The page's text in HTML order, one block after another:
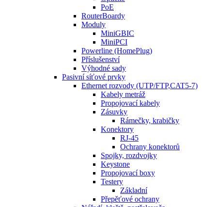
PoE
RouterBoardy
Moduly
MiniGBIC
MiniPCI
Powerline (HomePlug)
Příslušenství
Výhodné sady
Pasivní síťové prvky
Ethernet rozvody (UTP/FTP,CAT5-7)
Kabely metráž
Propojovací kabely
Zásuvky
Rámečky, krabičky
Konektory
RJ-45
Ochrany konektorů
Spojky, rozdvojky
Keystone
Propojovací boxy
Testery
Základní
Přepěťové ochrany